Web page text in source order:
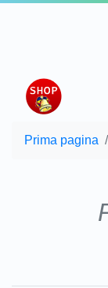
Prima pagina